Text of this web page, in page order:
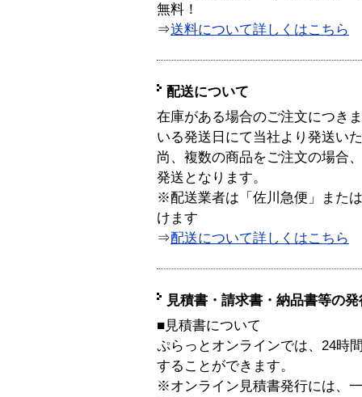
無料！
⇒送料について詳しくはこちら
配送について
在庫がある場合のご注文につき
いる発送日にて当社より発送い
尚、複数の商品をご注文の場合
発送となります。
※配送業者は「佐川急便」また
けます
⇒配送について詳しくはこちら
見積書・請求書・納品書等の
■見積書について
ぷらっとオンラインでは、24時
することができます。
※オンライン見積書発行には、